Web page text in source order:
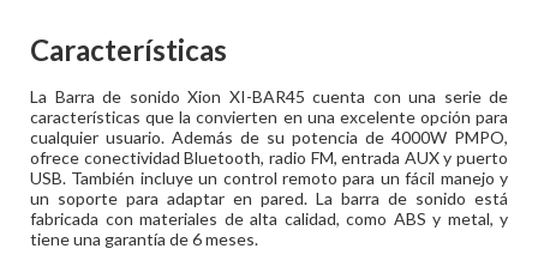
Características
La Barra de sonido Xion XI-BAR45 cuenta con una serie de
características que la convierten en una excelente opción para
cualquier usuario. Además de su potencia de 4000W PMPO,
ofrece conectividad Bluetooth, radio FM, entrada AUX y puerto
USB. También incluye un control remoto para un fácil manejo y
un soporte para adaptar en pared. La barra de sonido está
fabricada con materiales de alta calidad, como ABS y metal, y
tiene una garantía de 6 meses.